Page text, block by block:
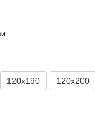
120x190 120х200